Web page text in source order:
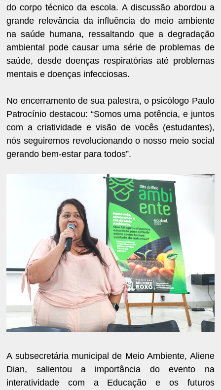
do corpo técnico da escola. A discussão abordou a
grande relevância da influência do meio ambiente
na saúde humana, ressaltando que a degradação
ambiental pode causar uma série de problemas de
saúde, desde doenças respiratórias até problemas
mentais e doenças infecciosas.
No encerramento de sua palestra, o psicólogo Paulo
Patrocínio destacou: “Somos uma potência, e juntos
com a criatividade e visão de vocês (estudantes),
nós seguiremos revolucionando o nosso meio social
gerando bem-estar para todos”.
A subsecretária municipal de Meio Ambiente, Aliene
Dian, salientou a importância do evento na
interatividade com a Educação e os futuros